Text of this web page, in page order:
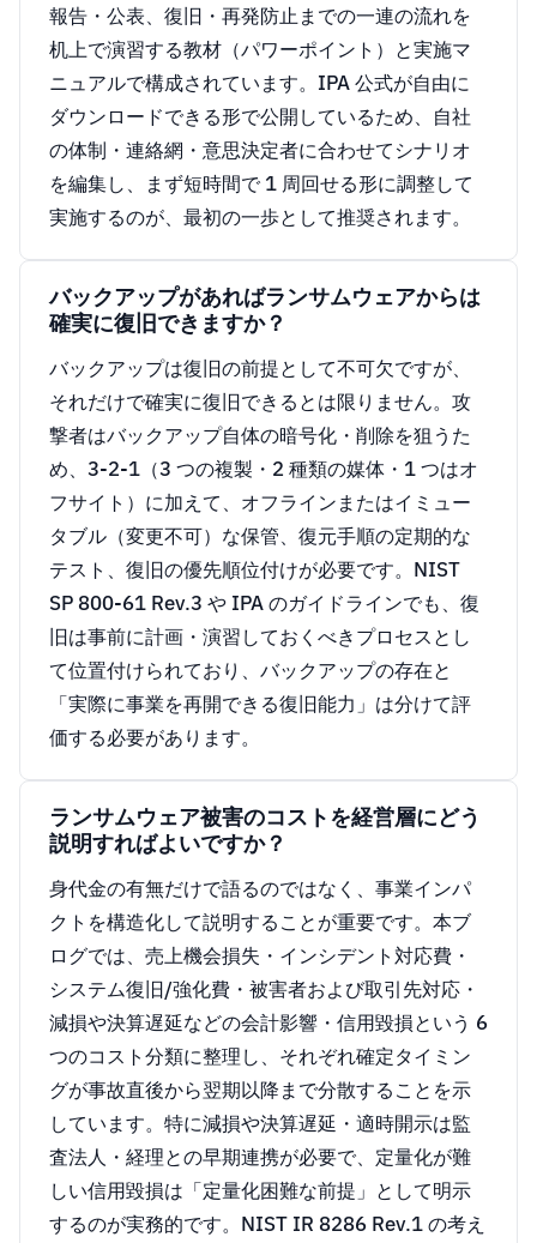
報告・公表、復旧・再発防止までの一連の流れを
机上で演習する教材（パワーポイント）と実施マ
ニュアルで構成されています。IPA 公式が自由に
ダウンロードできる形で公開しているため、自社
の体制・連絡網・意思決定者に合わせてシナリオ
を編集し、まず短時間で 1 周回せる形に調整して
実施するのが、最初の一歩として推奨されます。
バックアップがあればランサムウェアからは
確実に復旧できますか？
バックアップは復旧の前提として不可欠ですが、
それだけで確実に復旧できるとは限りません。攻
撃者はバックアップ自体の暗号化・削除を狙うた
め、3-2-1（3 つの複製・2 種類の媒体・1 つはオ
フサイト）に加えて、オフラインまたはイミュー
タブル（変更不可）な保管、復元手順の定期的な
テスト、復旧の優先順位付けが必要です。NIST
SP 800-61 Rev.3 や IPA のガイドラインでも、復
旧は事前に計画・演習しておくべきプロセスとし
て位置付けられており、バックアップの存在と
「実際に事業を再開できる復旧能力」は分けて評
価する必要があります。
ランサムウェア被害のコストを経営層にどう
説明すればよいですか？
身代金の有無だけで語るのではなく、事業インパ
クトを構造化して説明することが重要です。本ブ
ログでは、売上機会損失・インシデント対応費・
システム復旧/強化費・被害者および取引先対応・
減損や決算遅延などの会計影響・信用毀損という 6
つのコスト分類に整理し、それぞれ確定タイミン
グが事故直後から翌期以降まで分散することを示
しています。特に減損や決算遅延・適時開示は監
査法人・経理との早期連携が必要で、定量化が難
しい信用毀損は「定量化困難な前提」として明示
するのが実務的です。NIST IR 8286 Rev.1 の考え